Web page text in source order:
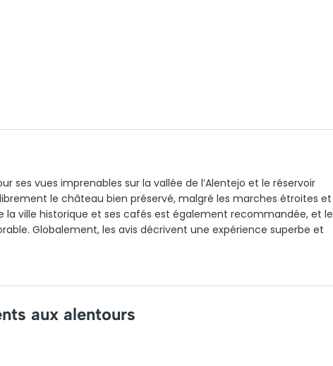
ses vues imprenables sur la vallée de l’Alentejo et le réservoir
librement le château bien préservé, malgré les marches étroites et
la ville historique et ses cafés est également recommandée, et le
Globalement, les avis décrivent une expérience superbe et
aux alentours